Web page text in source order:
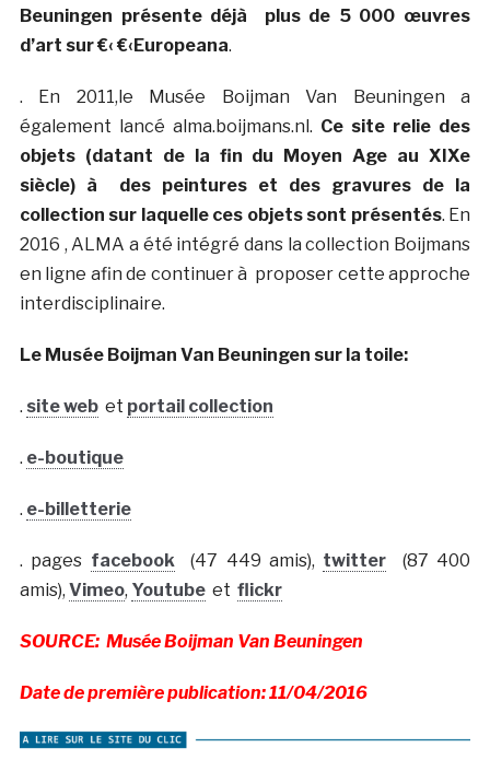
Beuningen présente déjà plus de 5 000 œuvres
d’art sur €‹ €‹Europeana.
. En 2011,le Musée Boijman Van Beuningen a
également lancé alma.boijmans.nl. Ce site relie des
objets (datant de la fin du Moyen Age au XIXe
siècle) à des peintures et des gravures de la
collection sur laquelle ces objets sont présentés. En
2016 , ALMA a été intégré dans la collection Boijmans
en ligne afin de continuer à proposer cette approche
interdisciplinaire.
Le Musée Boijman Van Beuningen sur la toile:
. site webet portail collection
. e-boutique
. e-billetterie
. pages facebook(47 449 amis), twitter (87 400
amis), Vimeo, Youtubeet flickr
SOURCE: Musée Boijman Van Beuningen
Date de première publication: 11/04/2016